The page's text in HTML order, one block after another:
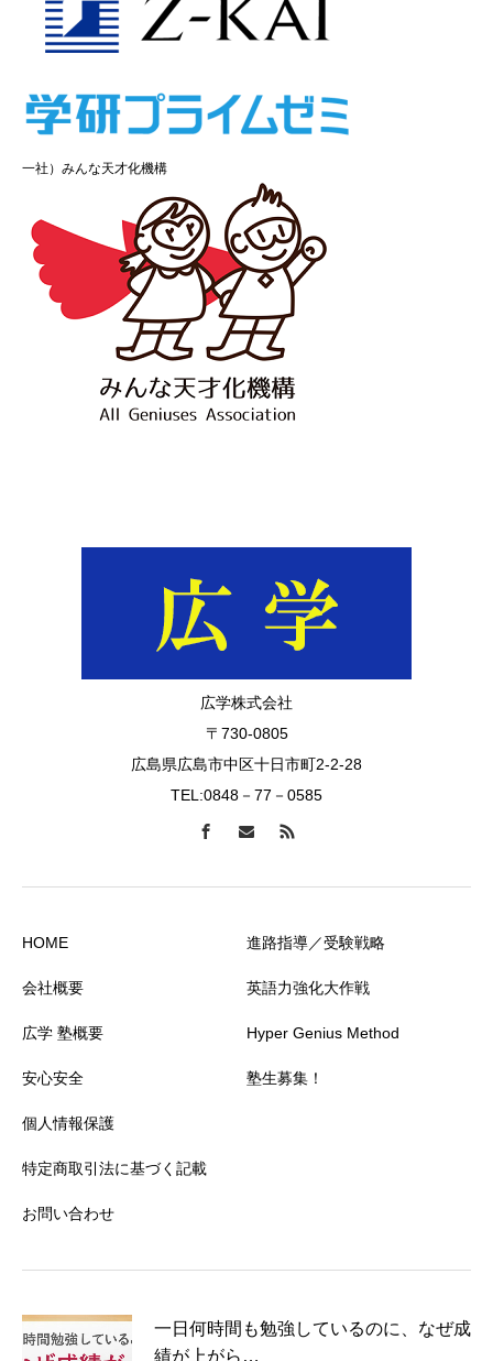
一社）みんな天才化機構
広学株式会社
〒730-0805
広島県広島市中区十日市町2-2-28
TEL:0848－77－0585
HOME
会社概要
広学 塾概要
安心安全
個人情報保護
特定商取引法に基づく記載
お問い合わせ
進路指導／受験戦略
英語力強化大作戦
Hyper Genius Method
塾生募集！
一日何時間も勉強しているのに、なぜ成
績が上がら…